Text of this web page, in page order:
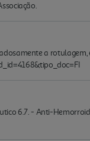
a
6.7. - Anti-